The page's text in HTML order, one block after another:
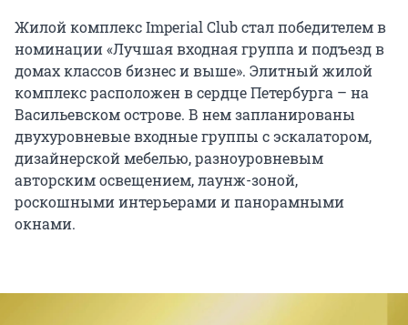
Жилой комплекс Imperial Club стал победителем в
номинации «Лучшая входная группа и подъезд в
домах классов бизнес и выше». Элитный жилой
комплекс расположен в сердце Петербурга – на
Васильевском острове. В нем запланированы
двухуровневые входные группы с эскалатором,
дизайнерской мебелью, разноуровневым
авторским освещением, лаунж-зоной,
роскошными интерьерами и панорамными
окнами.